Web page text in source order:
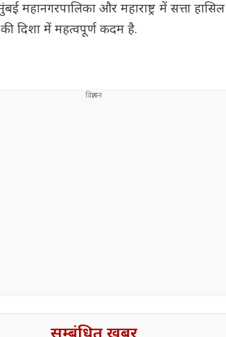
महानगरपालिका और महाराष्ट्र में सत्ता
दिशा में महत्वपूर्ण कदम है.